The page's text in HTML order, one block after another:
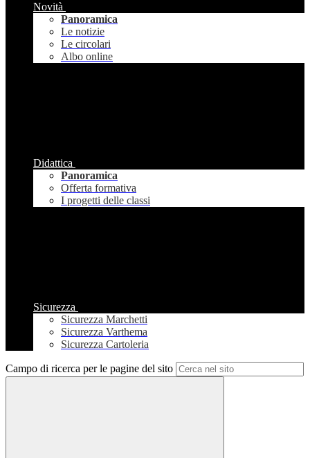
Novità
Panoramica
Le notizie
Le circolari
Albo online
Didattica
Panoramica
Offerta formativa
I progetti delle classi
Sicurezza
Sicurezza Marchetti
Sicurezza Varthema
Sicurezza Cartoleria
Campo di ricerca per le pagine del sito